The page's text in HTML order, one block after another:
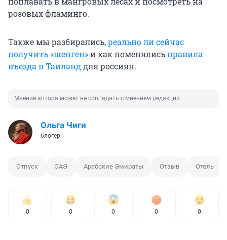
розовых фламинго.
Также мы разбирались,реально ли сейчас
получить «шенген»и как поменялисьправила
въезда в Таиланддля россиян.
Мнение автора может не совпадать с мнением редакции
Ольга Чиги
блогер
Отпуск ОАЭ Арабские Эмираты Отзыв Отель
0 0 0 0 0